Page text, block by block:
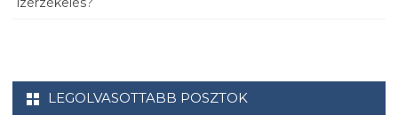
LEGOLVASOTTABB POSZTOK